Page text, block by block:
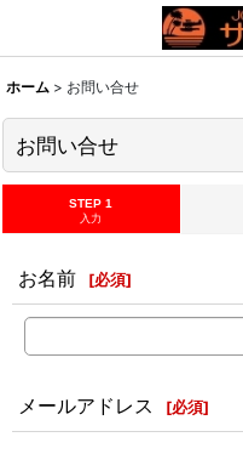
ホーム > お問い合せ
お問い合せ
STEP 1
入力
お名前 [必須]
メールアドレス [必須]